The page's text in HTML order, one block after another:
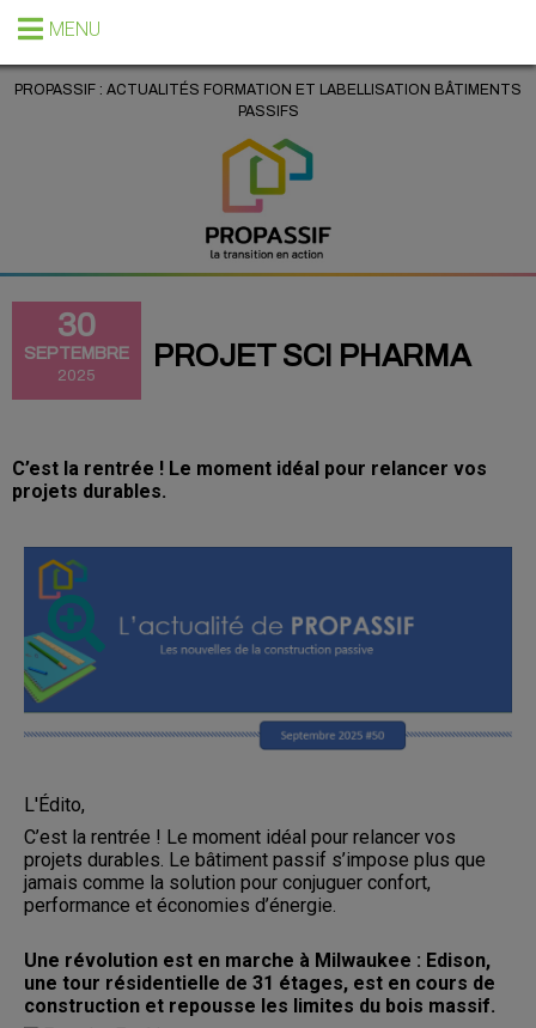
MENU
PROPASSIF : ACTUALITÉS FORMATION ET LABELLISATION BÂTIMENTS
PASSIFS
30
SEPTEMBRE
2025
PROJET SCI PHARMA
C’est la rentrée ! Le moment idéal pour relancer vos
projets durables.
L'Édito,
C’est la rentrée ! Le moment idéal pour relancer vos
projets durables. Le bâtiment passif s’impose plus que
jamais comme la solution pour conjuguer confort,
performance et économies d’énergie.
Une révolution est en marche à Milwaukee : Edison,
une tour résidentielle de 31 étages, est en cours de
construction et repousse les limites du bois massif.